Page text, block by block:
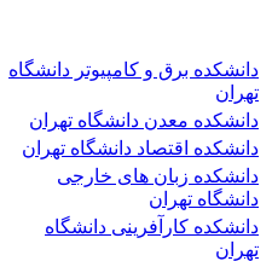
دانشکده برق و کامپیوتر دانشگاه
تهران
دانشکده معدن دانشگاه تهران
دانشکده اقتصاد دانشگاه تهران
دانشکده زبان های خارجی
دانشگاه تهران
دانشکده کارآفرینی دانشگاه
تهران